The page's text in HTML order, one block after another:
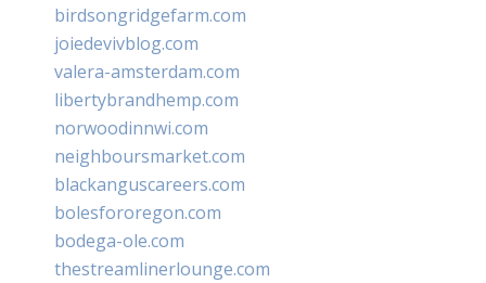
birdsongridgefarm.com
joiedevivblog.com
valera-amsterdam.com
libertybrandhemp.com
norwoodinnwi.com
neighboursmarket.com
blackanguscareers.com
bolesfororegon.com
bodega-ole.com
thestreamlinerlounge.com